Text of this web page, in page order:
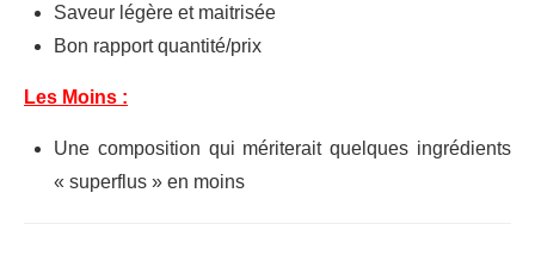
Saveur légère et maitrisée
Bon rapport quantité/prix
Les Moins :
Une composition qui mériterait quelques ingrédients
« superflus » en moins